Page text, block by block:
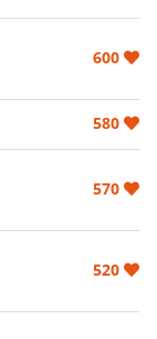
600
580
570
520